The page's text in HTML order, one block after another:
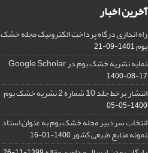
آخرین اخبار
راه اندازی درگاه پرداخت الکترونیک مجله خشک
بوم1401-09-21
نمایه نشریه خشک بوم در Google Scholar
1400-08-17
انتشار برخط جلد 10 شماره 2 نشریه خشک بوم
1400-05-05
انتخاب سردبیر مجله خشک بوم به عنوان استاد
نمونه منابع طبیعی کشور1400-01-16